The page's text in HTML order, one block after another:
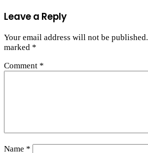
Leave a Reply
Your email address will not be published.
marked *
Comment *
Name *